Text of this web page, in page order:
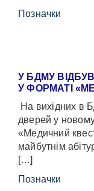
Позначки
У БДМУ
У ФОРМАТІ
На вихідних в
дверей у
«Медичний
майбутнім
[…]
Позначки